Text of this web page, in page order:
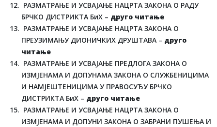
РАЗМАТРАЊЕ И УСВАЈАЊЕ НАЦРТА ЗАКОНА О РАДУ
БРЧКО ДИСТРИКТА БиХ – друго читање
РАЗМАТРАЊЕ И УСВАЈАЊЕ НАЦРТА ЗАКОНА О
ПРЕУЗИМАЊУ ДИОНИЧКИХ ДРУШТАВА – друго
читање
РАЗМАТРАЊЕ И УСВАЈАЊЕ ПРЕДЛОГА ЗАКОНА О
ИЗМЈЕНАМА И ДОПУНАМА ЗАКОНА О СЛУЖБЕНИЦИМА
И НАМЈЕШТЕНИЦИМА У ПРАВОСУЂУ БРЧКО
ДИСТРИКТА БиХ – друго читање
РАЗМАТРАЊЕ И УСВАЈАЊЕ НАЦРТА ЗАКОНА О
ИЗМЈЕНАМА И ДОПУНИ ЗАКОНА О ЗАБРАНИ ПУШЕЊА И